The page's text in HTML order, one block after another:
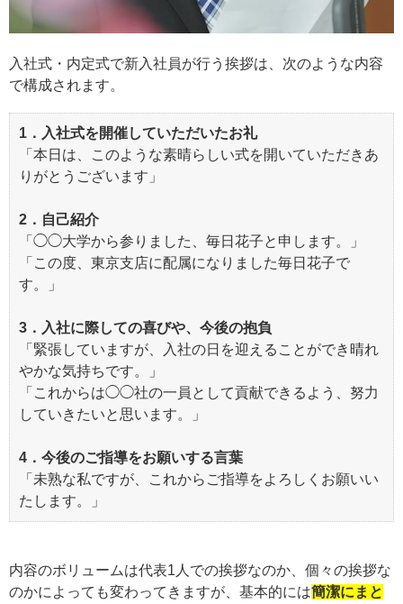
入社式・内定式で新入社員が行う挨拶は、次のような内容
で構成されます。
1．入社式を開催していただいたお礼
「本日は、このような素晴らしい式を開いていただきあ
りがとうございます」
2．自己紹介
「◯◯大学から参りました、毎日花子と申します。」
「この度、東京支店に配属になりました毎日花子で
す。」
3．入社に際しての喜びや、今後の抱負
「緊張していますが、入社の日を迎えることができ晴れ
やかな気持ちです。」
「これからは◯◯社の一員として貢献できるよう、努力
していきたいと思います。」
4．今後のご指導をお願いする言葉
「未熟な私ですが、これからご指導をよろしくお願いい
たします。」
内容のボリュームは代表1人での挨拶なのか、個々の挨拶な
のかによっても変わってきますが、基本的には簡潔にまと